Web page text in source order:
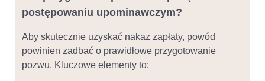
postępowaniu upominawczym?
Aby skutecznie uzyskać nakaz zapłaty, powód
powinien zadbać o prawidłowe przygotowanie
pozwu. Kluczowe elementy to: